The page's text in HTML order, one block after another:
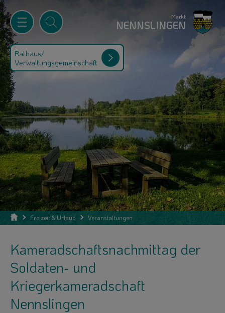
Markt
NENNSLINGEN
Rathaus/
Verwaltungsgemeinschaft
Freizeit & Urlaub Veranstaltungen
Kameradschaftsnachmittag der
Soldaten- und
Kriegerkameradschaft
Nennslingen